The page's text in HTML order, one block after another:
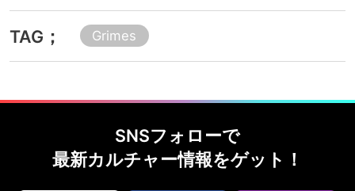
TAG； Grimes
SNSフォローで
最新カルチャー情報をゲット！